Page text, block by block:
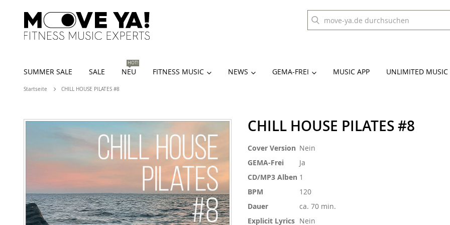
SUMMER SALE SALE NEU
HOT!
FITNESS MUSIC NEWS GEMA-FREI MUSIC APP UNLIMITED MUSIC
Startseite CHILL HOUSE PILATES #8
CHILL HOUSE PILATES #8
Weitere
Cover Version Nein
GEMA-Frei
Ja
CD/MP3 Alben 1
BPM
120
Dauer
ca. 70 min.
Explicit Lyrics Nein